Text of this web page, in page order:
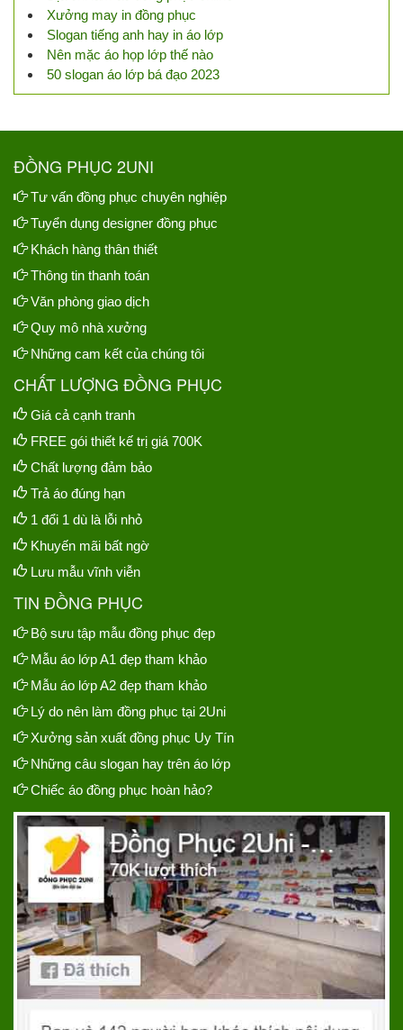
Xưởng may in đồng phục
Slogan tiếng anh hay in áo lớp
Nên mặc áo họp lớp thế nào
50 slogan áo lớp bá đạo 2023
ĐỒNG PHỤC 2UNI
Tư vấn đồng phục chuyên nghiệp
Tuyển dụng designer đồng phục
Khách hàng thân thiết
Thông tin thanh toán
Văn phòng giao dịch
Quy mô nhà xưởng
Những cam kết của chúng tôi
CHẤT LƯỢNG ĐỒNG PHỤC
Giá cả cạnh tranh
FREE gói thiết kế trị giá 700K
Chất lượng đảm bảo
Trả áo đúng hạn
1 đổi 1 dù là lỗi nhỏ
Khuyến mãi bất ngờ
Lưu mẫu vĩnh viễn
TIN ĐỒNG PHỤC
Bộ sưu tập mẫu đồng phục đẹp
Mẫu áo lớp A1 đẹp tham khảo
Mẫu áo lớp A2 đẹp tham khảo
Lý do nên làm đồng phục tại 2Uni
Xưởng sản xuất đồng phục Uy Tín
Những câu slogan hay trên áo lớp
Chiếc áo đồng phục hoàn hảo?